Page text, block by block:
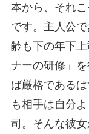
本から、それ
です。主人公
齢も下の年下
ナーの研修」
ば厳格である
も相手は自分
司。そんな彼